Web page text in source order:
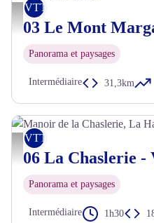
VTT dans l'Orne - Thomas LE FLOC'H
VTT
03 Le Mont
Panorama et paysages
Intermédiaire 31,3km
Manoir de la Chaslerie, La Haute-
VTT
06 La Chaslerie -
Panorama et paysages
Intermédiaire 1h30